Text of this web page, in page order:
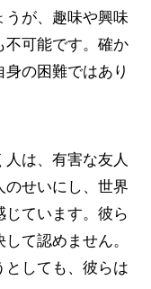
うが、趣味や興味
不可能です。確か
の困難ではあり
は、有害な友人
のせいにし、世界
ています。彼ら
て認めません。
としても、彼らは